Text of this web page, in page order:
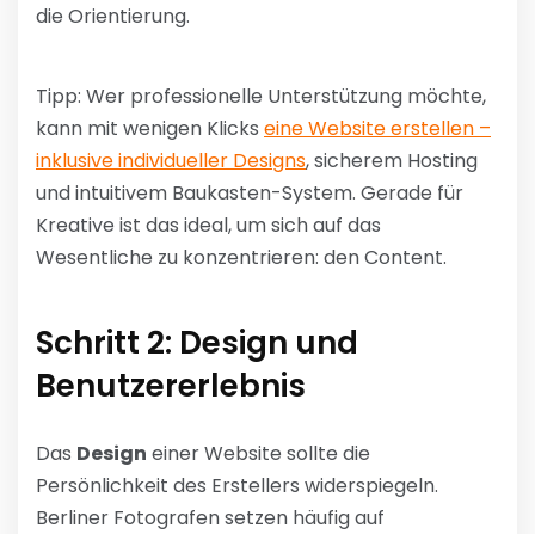
die Orientierung.
Tipp: Wer professionelle Unterstützung möchte,
kann mit wenigen Klicks eine Website erstellen –
inklusive individueller Designs, sicherem Hosting
und intuitivem Baukasten-System. Gerade für
Kreative ist das ideal, um sich auf das
Wesentliche zu konzentrieren: den Content.
Schritt 2: Design und
Benutzererlebnis
Das Design einer Website sollte die
Persönlichkeit des Erstellers widerspiegeln.
Berliner Fotografen setzen häufig auf